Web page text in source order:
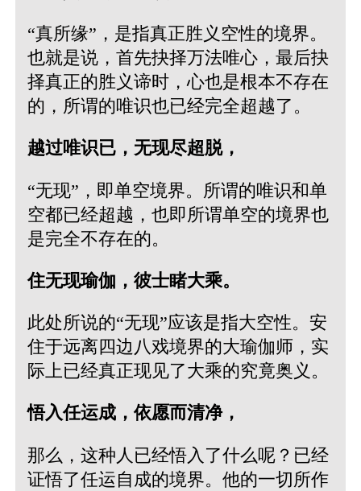
“真所缘”，是指真正胜义空性的境界。
也就是说，首先抉择万法唯心，最后抉
择真正的胜义谛时，心也是根本不存在
的，所谓的唯识也已经完全超越了。
越过唯识已，无现尽超脱，
“无现”，即单空境界。所谓的唯识和单
空都已经超越，也即所谓单空的境界也
是完全不存在的。
住无现瑜伽，彼士睹大乘。
此处所说的“无现”应该是指大空性。安
住于远离四边八戏境界的大瑜伽师，实
际上已经真正现见了大乘的究竟奥义。
悟入任运成，依愿而清净，
那么，这种人已经悟入了什么呢？已经
证悟了任运自成的境界。他的一切所作